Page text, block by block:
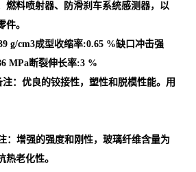
燃料喷射器、防滑刹车系统感测器，以
件。
g/cm3成型收缩率:0.65 %缺口冲击强
MPa断裂伸长率:3 %
注：优良的铰接性，塑性和脱模性能。用
：增强的强度和刚性，玻璃纤维含量为
热老化性。